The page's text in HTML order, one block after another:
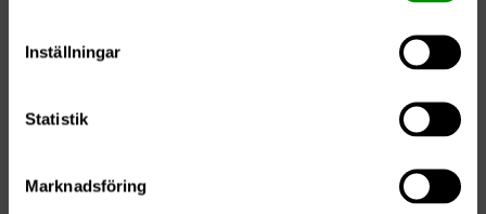
Inställningar
Statistik
Marknadsföring